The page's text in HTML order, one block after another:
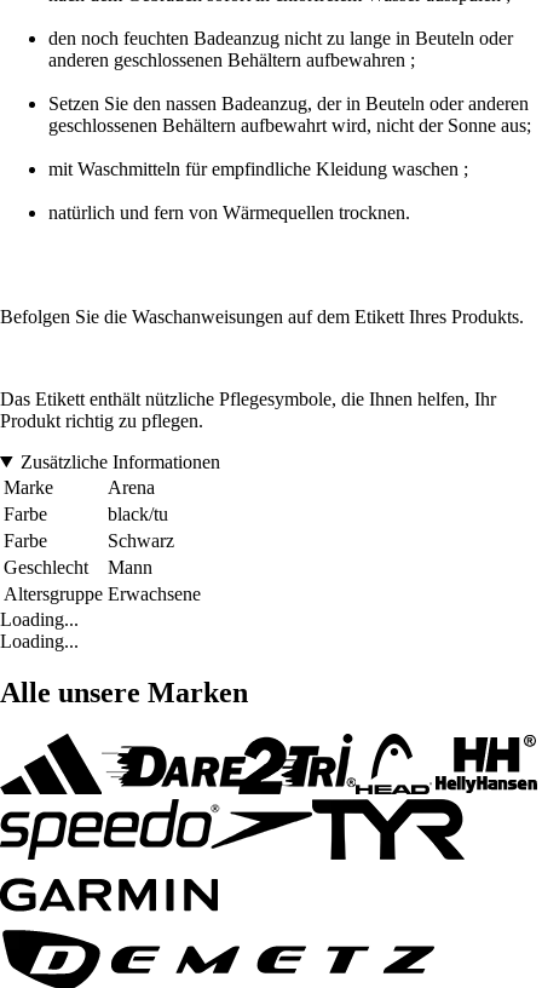
den noch feuchten Badeanzug nicht zu lange in Beuteln oder
anderen geschlossenen Behältern aufbewahren ;
Setzen Sie den nassen Badeanzug, der in Beuteln oder anderen
geschlossenen Behältern aufbewahrt wird, nicht der Sonne aus;
mit Waschmitteln für empfindliche Kleidung waschen ;
natürlich und fern von Wärmequellen trocknen.
Befolgen Sie die Waschanweisungen auf dem Etikett Ihres Produkts.
Das Etikett enthält nützliche Pflegesymbole, die Ihnen helfen, Ihr
Produkt richtig zu pflegen.
Zusätzliche Informationen
Marke
Arena
Farbe
black/tu
Farbe
Schwarz
Geschlecht
Mann
Altersgruppe Erwachsene
Loading...
Loading...
Alle unsere Marken